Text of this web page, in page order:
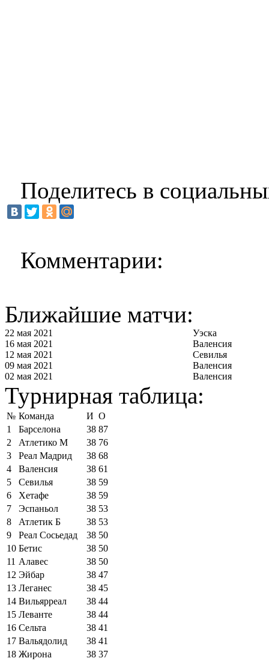
Поделитесь в
Комментарии:
Ближайшие матчи:
22 мая 2021
Уэска
16 мая 2021
Валенсия
12 мая 2021
Севилья
09 мая 2021
Валенсия
02 мая 2021
Валенсия
Турнирная таблица:
№ Команда И О
1
Барселона 38 87
2
Атлетико М 38 76
3
Реал Мадрид 38 68
4
Валенсия 38 61
5
Севилья 38 59
6
Хетафе 38 59
7
Эспаньол 38 53
8
Атлетик Б 38 53
9
Реал Сосьедад 38 50
10 Бетис 38 50
11 Алавес 38 50
12 Эйбар 38 47
13 Леганес 38 45
14 Вильярреал 38 44
15 Леванте 38 44
16 Сельта 38 41
17 Вальядолид 38 41
18 Жирона 38 37